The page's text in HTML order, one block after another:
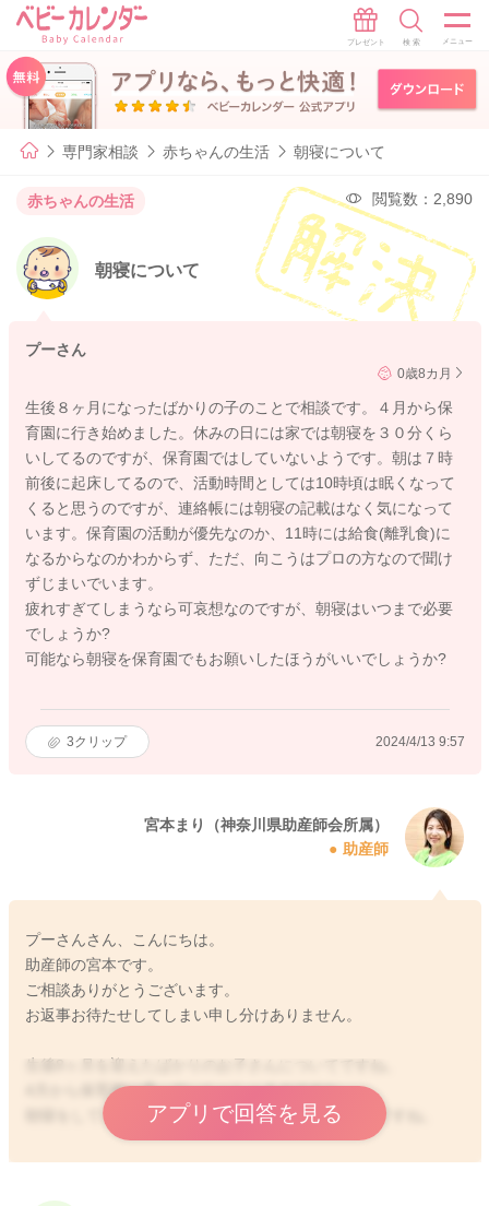
専門家相談 赤ちゃんの生活 朝寝について
赤ちゃんの生活 閲覧数：2,890
朝寝について
プーさん
0歳8カ月
生後８ヶ月になったばかりの子のことで相談です。４月から保
育園に行き始めました。休みの日には家では朝寝を３０分くら
いしてるのですが、保育園ではしていないようです。朝は７時
前後に起床してるので、活動時間としては10時頃は眠くなって
くると思うのですが、連絡帳には朝寝の記載はなく気になって
います。保育園の活動が優先なのか、11時には給食(離乳食)に
なるからなのかわからず、ただ、向こうはプロの方なので聞け
ずじまいでいます。
疲れすぎてしまうなら可哀想なのですが、朝寝はいつまで必要
でしょうか?
可能なら朝寝を保育園でもお願いしたほうがいいでしょうか?
3クリップ 2024/4/13 9:57
宮本まり（神奈川県助産師会所属）
助産師
プーさんさん、こんにちは。
助産師の宮本です。
ご相談ありがとうございます。
お返事お待たせしてしまい申し分けありません。
生後8ヶ月を迎えたばかりのお子さんについてですね。
4月から保育園に通っていらっしゃるのですね。
朝寝をしていた生活から、保育園の生活になったのですね。
朝寝はいつまで必要かということですが、お子さんによって
アプリで回答を見る